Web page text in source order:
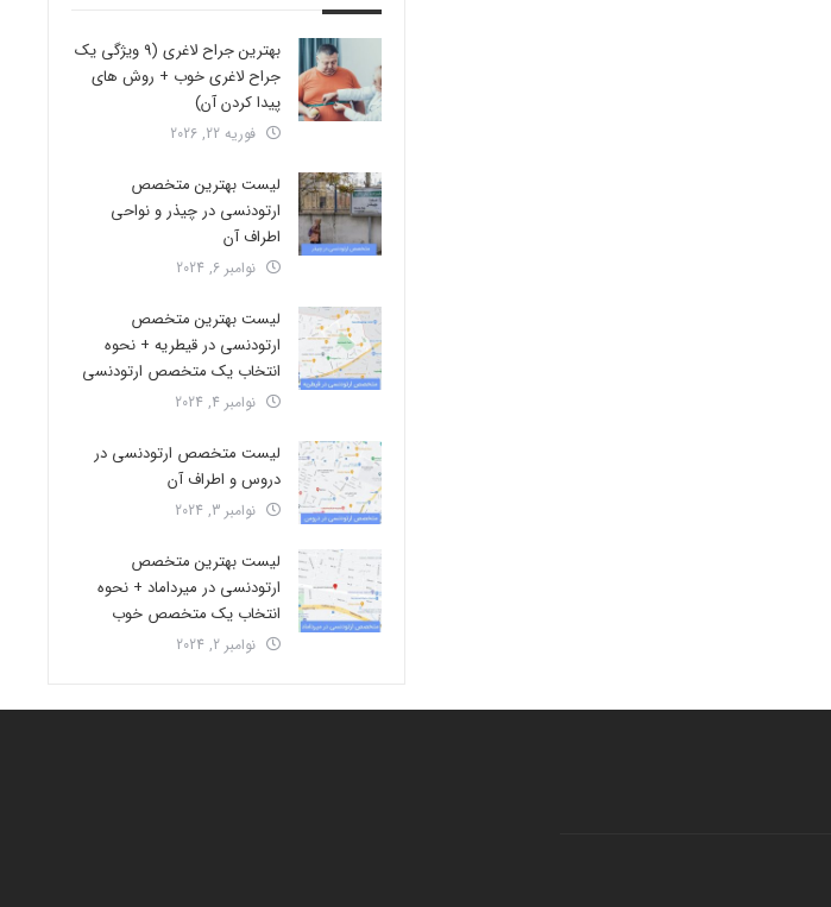
بهترین جراح لاغری (9 ویژگی یک
جراح لاغری خوب + روش های
پیدا کردن آن)
فوریه 22, 2026
لیست بهترین متخصص
ارتودنسی در چیذر و نواحی
اطراف آن
نوامبر 6, 2024
لیست بهترین متخصص
ارتودنسی در قیطریه + نحوه
انتخاب یک متخصص ارتودنسی
نوامبر 4, 2024
لیست متخصص ارتودنسی در
دروس و اطراف آن
نوامبر 3, 2024
لیست بهترین متخصص
ارتودنسی در میرداماد + نحوه
انتخاب یک متخصص خوب
نوامبر 2, 2024